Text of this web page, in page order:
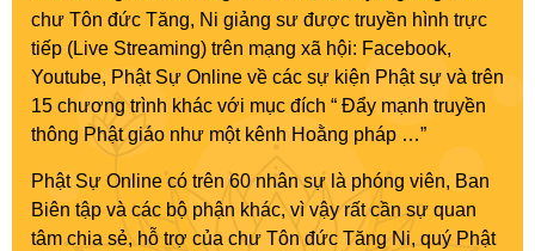
chư Tôn đức Tăng, Ni giảng sư được truyền hình trực
tiếp (Live Streaming) trên mạng xã hội: Facebook,
Youtube, Phật Sự Online về các sự kiện Phật sự và trên
15 chương trình khác với mục đích “ Đẩy mạnh truyền
thông Phật giáo như một kênh Hoằng pháp …”
Phật Sự Online có trên 60 nhân sự là phóng viên, Ban
Biên tập và các bộ phận khác, vì vậy rất cần sự quan
tâm chia sẻ, hỗ trợ của chư Tôn đức Tăng Ni, quý Phật